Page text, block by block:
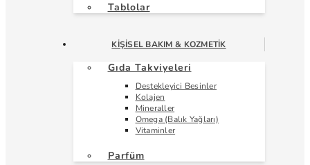
Tablolar
KIŞISEL BAKIM & KOZMETIK
Gıda Takviyeleri
Destekleyici Besinler
Kolajen
Mineraller
Omega (Balık Yağları)
Vitaminler
Parfüm